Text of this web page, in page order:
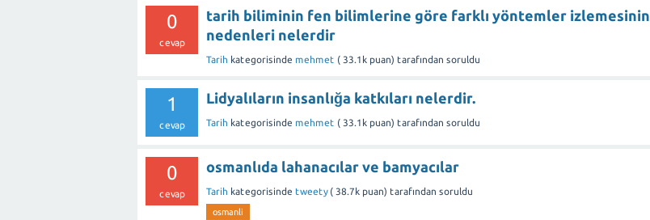
0
cevap
tarih biliminin fen bilimlerine göre farklı yöntemler izlemesinin
nedenleri nelerdir
Tarih kategorisinde mehmet ( 33.1k puan) tarafından soruldu
1
cevap
Lidyalıların insanlığa katkıları nelerdir.
Tarih kategorisinde mehmet ( 33.1k puan) tarafından soruldu
0
cevap
osmanlıda lahanacılar ve bamyacılar
Tarih kategorisinde tweety ( 38.7k puan) tarafından soruldu
osmanli